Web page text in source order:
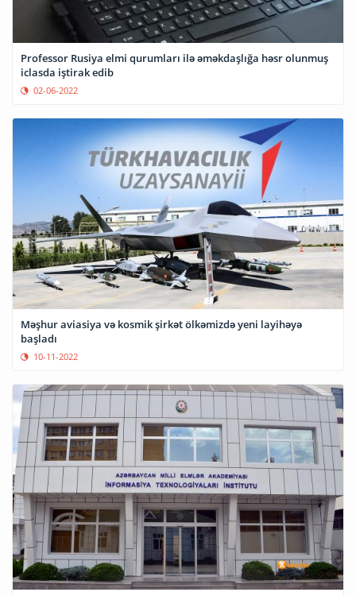
Professor Rusiya elmi qurumları ilə əməkdaşlığa həsr olunmuş
iclasda iştirak edib
02-06-2022
Məşhur aviasiya və kosmik şirkət ölkəmizdə yeni layihəyə
başladı
10-11-2022